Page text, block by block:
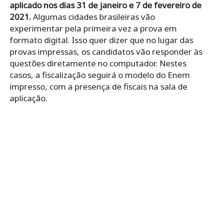
aplicado nos dias 31 de janeiro e 7 de fevereiro de
2021.Algumas cidades brasileiras vão
experimentar pela primeira vez a prova em
formato digital. Isso quer dizer que no lugar das
provas impressas, os candidatos vão responder às
questões diretamente no computador. Nestes
casos, a fiscalização seguirá o modelo do Enem
impresso, com a presença de fiscais na sala de
aplicação.